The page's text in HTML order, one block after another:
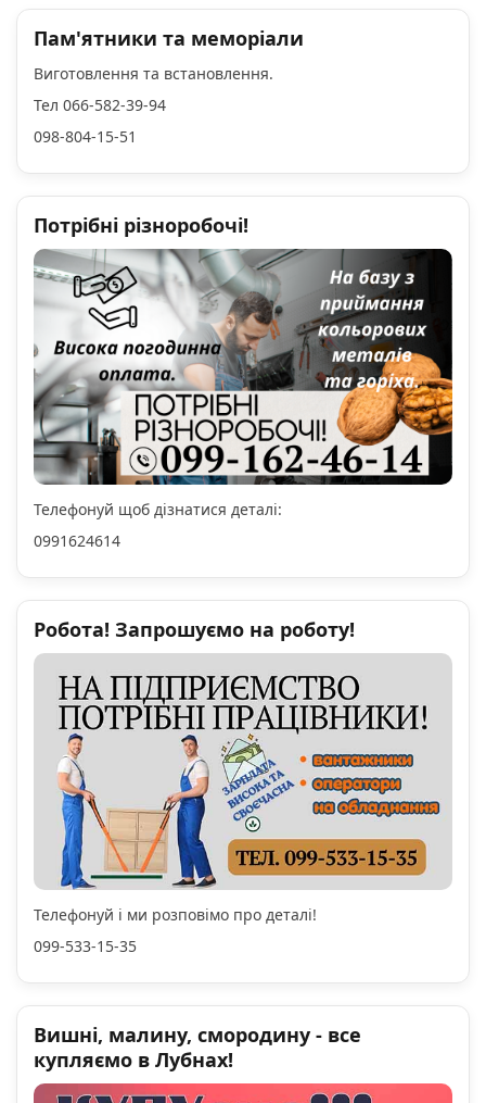
Пам'ятники та меморіали
Виготовлення та встановлення.
Тел 066-582-39-94
098-804-15-51
Потрібні різноробочі!
Телефонуй щоб дізнатися деталі:
0991624614
Робота! Запрошуємо на роботу!
Телефонуй і ми розповімо про деталі!
099-533-15-35
Вишні, малину, смородину - все
купляємо в Лубнах!